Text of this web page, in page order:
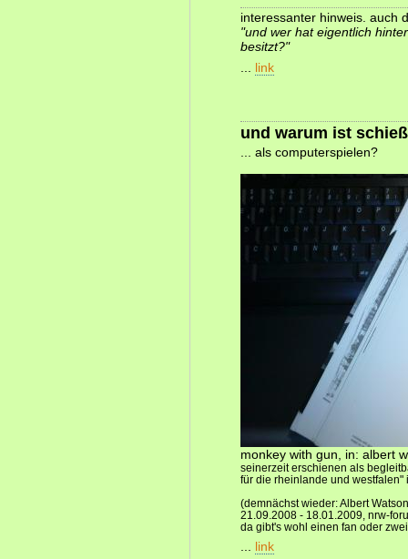
interessanter hinweis. auch
"und wer hat eigentlich
besitzt?"
link
und warum ist
... als computerspielen?
monkey with gun, in: albert
seinerzeit erschienen als
für die rheinlande und westfalen"
(demnächst wieder: Albert
21.09.2008 - 18.01.2009, nrw-
da gibt's wohl einen fan oder
link